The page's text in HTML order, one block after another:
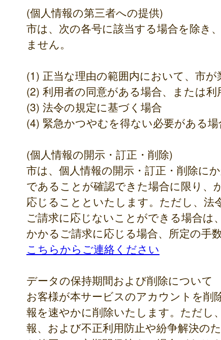
(個人情報の第三者への提供)
市は、次の各号に該当する場合を除き
ません。
(1) 正当な理由の範囲内において、市
(2) 利用者の同意がある場合、または
(3) 法令の規定に基づく場合
(4) 緊急かつやむを得ない必要がある場
(個人情報の開示・訂正・削除)
市は、個人情報の開示・訂正・削除に
であることが確認できた場合に限り、
応じることといたします。ただし、法
ご請求に応じないことができる場合は
かかるご請求に応じる場合、所定の手
こちらからご連絡ください
データの保持期間および削除について
お客様が本サービスのアカウントを削
報を速やかに削除いたします。ただし
報、および不正利用防止や紛争解決の